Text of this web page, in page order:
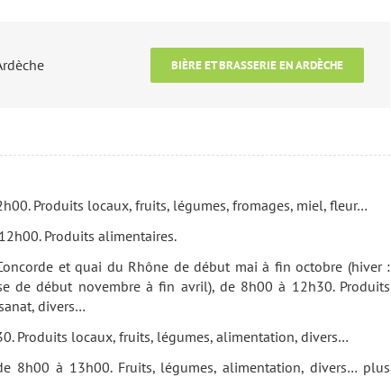
BIÈRE ET BRASSERIE EN ARDÈCHE
Produits locaux, fruits, légumes, fromages, miel, fleur…
Produits alimentaires.
et quai du Rhône de début mai à fin octobre (hiver :
de début novembre à fin avril), de 8h00 à 12h30. Produits
divers…
Produits locaux, fruits, légumes, alimentation, divers…
8h00 à 13h00. Fruits, légumes, alimentation, divers… plus